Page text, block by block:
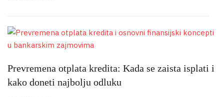
Prevremena otplata kredita: Kada se zaista isplati i
kako doneti najbolju odluku